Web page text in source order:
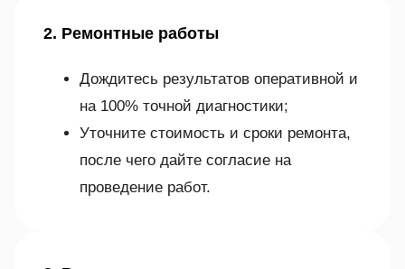
2. Ремонтные работы
Дождитесь результатов оперативной и
на 100% точной диагностики;
Уточните стоимость и сроки ремонта,
после чего дайте согласие на
проведение работ.